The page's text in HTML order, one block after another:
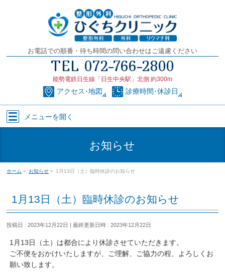
お電話での順番・待ち時間の問い合わせはご遠慮ください
TEL 072-766-2800
能勢電鉄日生線「日生中央駅」北側 約300m
アクセス･地図 診療時間･休診日
メニューを開く
お知らせ
ホーム » お知らせ » 1月13日（土）臨時休診のお知らせ
1月13日（土）臨時休診のお知らせ
投稿日 : 2023年12月22日 最終更新日時 : 2023年12月22日
1月13日（土）は都合により休診させていただきます。
ご不便をおかけいたしますが、ご理解、ご協力の程、よろしくお
願い致します。